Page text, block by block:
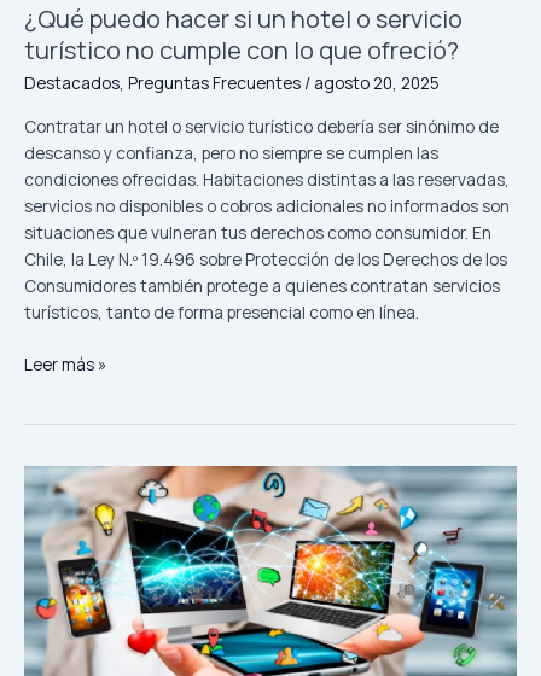
¿Qué puedo hacer si un hotel o servicio
turístico no cumple con lo que ofreció?
Destacados Preguntas Frecuentes / agosto 20, 2025
Contratar un hotel o servicio turístico debería ser sinónimo de
descanso y confianza, pero no siempre se cumplen las
condiciones ofrecidas. Habitaciones distintas a las reservadas,
servicios no disponibles o cobros adicionales no informados son
situaciones que vulneran tus derechos como consumidor. En
Chile, la Ley N.º 19.496 sobre Protección de los Derechos de los
Consumidores también protege a quienes contratan servicios
turísticos, tanto de forma presencial como en línea.
cumple
con
lo
ofreció?
Leer más »
¿Qué
derechos
tengo
como
consumidor
si
contrato
a